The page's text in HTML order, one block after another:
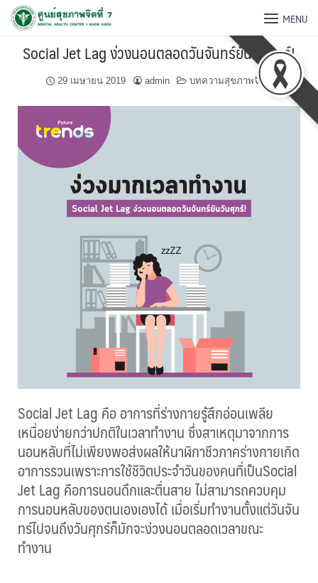
MENU
Social Jet Lag ง่วงนอนตลอดวันจันทร์ยันวันศุกร์!
29 เมษายน 2019 admin บทความสุขภาพจิต
Social Jet Lag คือ อาการที่ร่างกายรู้สึกอ่อนเพลีย
เหนื่อยง่ายกว่าปกติในเวลาทำงาน ซึ่งสาเหตุมาจากการ
นอนหลับที่ไม่เพียงพอส่งผลให้นาฬิกาชีวภาคร่างกายเกิด
อาการรวนเพราะการใช้ชีวิตประจำวันของคนที่เป็นSocial
Jet Lag คือการนอนดึกและตื่นสาย ไม่สามารถควบคุม
การนอนหลับของตนเองเองได้ เมื่อเริ่มทำงานตั้งแต่วันจัน
ทร์ไปจนถึงวันศุกร์ก็มักจะง่วงนอนตลอดเวลาขณะ
ทำงาน